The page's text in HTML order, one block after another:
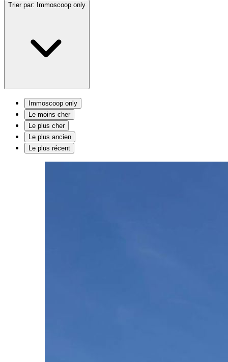
Trier par: Immoscoop only
Immoscoop only
Le moins cher
Le plus cher
Le plus ancien
Le plus récent